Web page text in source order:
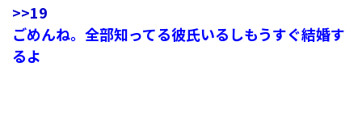
>>19
ごめんね。全部知ってる彼氏いるしもうすぐ結婚す
るよ